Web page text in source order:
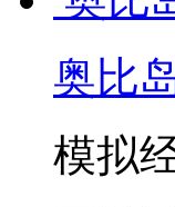
奥比
模拟